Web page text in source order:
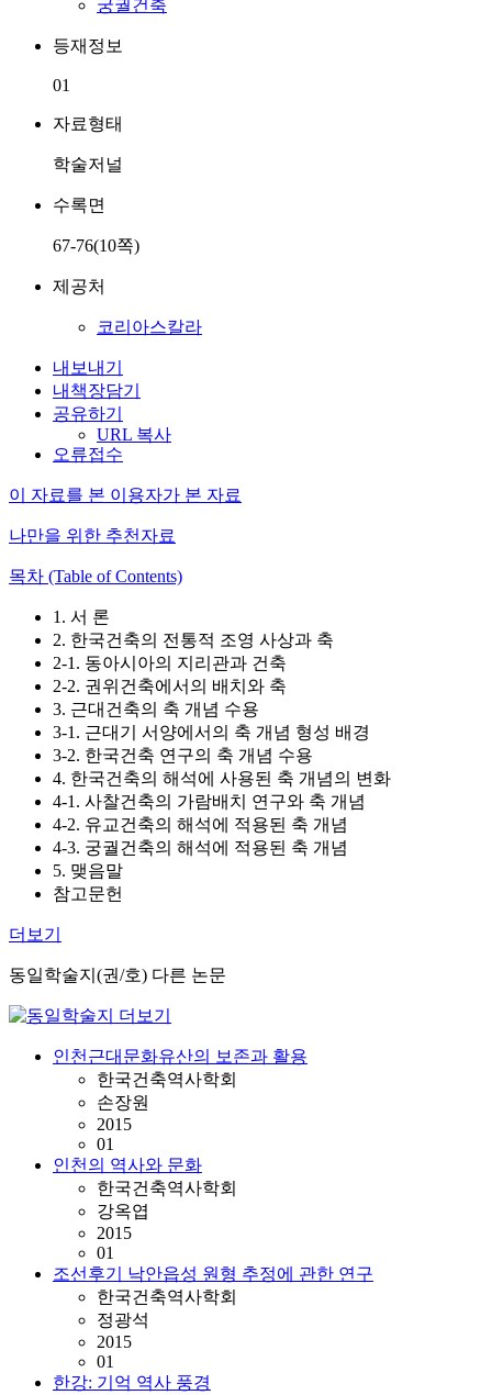
궁궐건축
등재정보
01
자료형태
학술저널
수록면
67-76(10쪽)
제공처
코리아스칼라
내보내기
내책장담기
공유하기
URL 복사
오류접수
이 자료를 본 이용자가 본 자료
나만을 위한 추천자료
목차 (Table of Contents)
1. 서 론
2. 한국건축의 전통적 조영 사상과 축
2-1. 동아시아의 지리관과 건축
2-2. 권위건축에서의 배치와 축
3. 근대건축의 축 개념 수용
3-1. 근대기 서양에서의 축 개념 형성 배경
3-2. 한국건축 연구의 축 개념 수용
4. 한국건축의 해석에 사용된 축 개념의 변화
4-1. 사찰건축의 가람배치 연구와 축 개념
4-2. 유교건축의 해석에 적용된 축 개념
4-3. 궁궐건축의 해석에 적용된 축 개념
5. 맺음말
참고문헌
더보기
동일학술지(권/호) 다른 논문
인천근대문화유산의 보존과 활용
한국건축역사학회
손장원
2015
01
인천의 역사와 문화
한국건축역사학회
강옥엽
2015
01
조선후기 낙안읍성 원형 추정에 관한 연구
한국건축역사학회
정광석
2015
01
한강: 기억 역사 풍경